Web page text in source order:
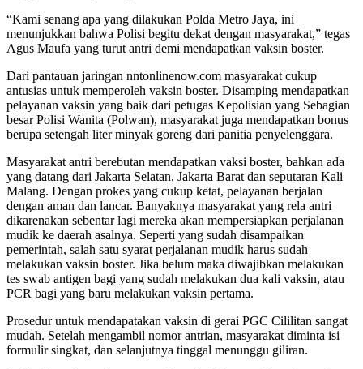
“Kami senang apa yang dilakukan Polda Metro Jaya, ini
menunjukkan bahwa Polisi begitu dekat dengan masyarakat,” tegas
Agus Maufa yang turut antri demi mendapatkan vaksin boster.
Dari pantauan jaringan nntonlinenow.com masyarakat cukup
antusias untuk memperoleh vaksin boster. Disamping mendapatkan
pelayanan vaksin yang baik dari petugas Kepolisian yang Sebagian
besar Polisi Wanita (Polwan), masyarakat juga mendapatkan bonus
berupa setengah liter minyak goreng dari panitia penyelenggara.
Masyarakat antri berebutan mendapatkan vaksi boster, bahkan ada
yang datang dari Jakarta Selatan, Jakarta Barat dan seputaran Kali
Malang. Dengan prokes yang cukup ketat, pelayanan berjalan
dengan aman dan lancar. Banyaknya masyarakat yang rela antri
dikarenakan sebentar lagi mereka akan mempersiapkan perjalanan
mudik ke daerah asalnya. Seperti yang sudah disampaikan
pemerintah, salah satu syarat perjalanan mudik harus sudah
melakukan vaksin boster. Jika belum maka diwajibkan melakukan
tes swab antigen bagi yang sudah melakukan dua kali vaksin, atau
PCR bagi yang baru melakukan vaksin pertama.
Prosedur untuk mendapatakan vaksin di gerai PGC Cililitan sangat
mudah. Setelah mengambil nomor antrian, masyarakat diminta isi
formulir singkat, dan selanjutnya tinggal menunggu giliran.